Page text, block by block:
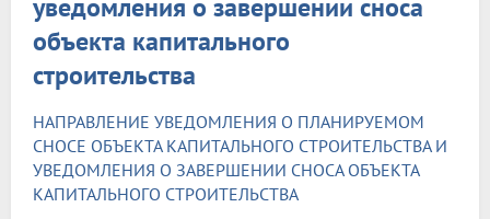
уведомления о завершении сноса
объекта капитального
строительства
НАПРАВЛЕНИЕ УВЕДОМЛЕНИЯ О ПЛАНИРУЕМОМ
СНОСЕ ОБЪЕКТА КАПИТАЛЬНОГО СТРОИТЕЛЬСТВА И
УВЕДОМЛЕНИЯ О ЗАВЕРШЕНИИ СНОСА ОБЪЕКТА
КАПИТАЛЬНОГО СТРОИТЕЛЬСТВА